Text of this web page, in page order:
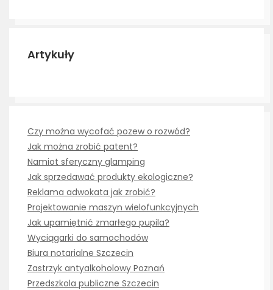
Artykuły
Czy można wycofać pozew o rozwód?
Jak można zrobić patent?
Namiot sferyczny glamping
Jak sprzedawać produkty ekologiczne?
Reklama adwokata jak zrobić?
Projektowanie maszyn wielofunkcyjnych
Jak upamiętnić zmarłego pupila?
Wyciągarki do samochodów
Biura notarialne Szczecin
Zastrzyk antyalkoholowy Poznań
Przedszkola publiczne Szczecin